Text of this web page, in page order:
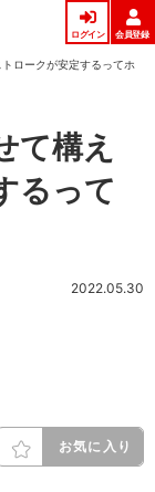
ログイン 会員登録
ロークが安定するってホ
て構え
るって
2022.05.30
お気に入り